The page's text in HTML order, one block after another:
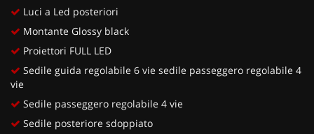
Luci a Led posteriori
Montante Glossy black
Proiettori FULL LED
Sedile guida regolabile 6 vie sedile passeggero regolabile 4
vie
Sedile passeggero regolabile 4 vie
Sedile posteriore sdoppiato